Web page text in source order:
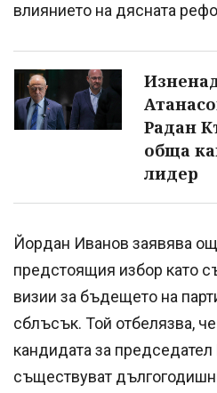
влиянието на дясната
Радан
обща
лидер
Йордан Иванов заявява
предстоящия избор като
визии за бъдещето на
сблъсък. Той отбелязва,
кандидата за
съществуват